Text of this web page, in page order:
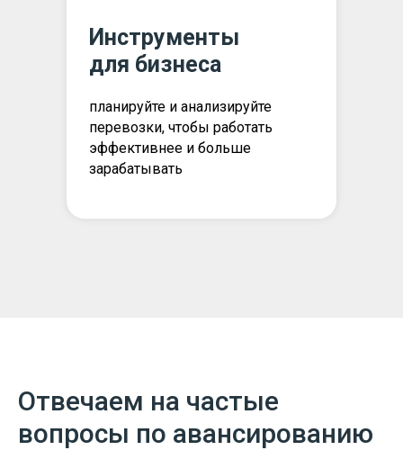
планируйте и анализируйте
перевозки, чтобы работать
эффективнее и больше
зарабатывать
Инструменты
для бизнеса
Отвечаем на частые
вопросы по авансированию